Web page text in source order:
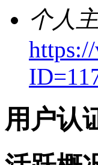
个人
用户认